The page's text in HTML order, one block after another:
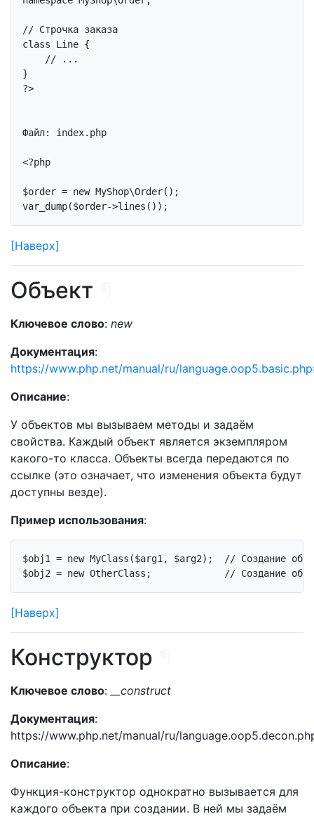
// Строчка заказа
class
Line {
// ...
?>
Файл: index.php
<?php
$order = new MyShop\Order();
[Наверх]
Объект
Ключевое слово: new
Документация:
https://www.php.net/manual/ru/
Описание:
У объектов мы вызываем методы и задаём
свойства. Каждый объект является экземпляром
какого-то класса. Объекты всегда передаются по
ссылке (это означает, что изменения объекта будут
доступны везде).
Пример использования:
$obj1 = new MyClass($arg1, $arg2);
// Создание
$obj2 = new OtherClass; // Создание
[Наверх]
Конструктор
Ключевое слово:
__construct
Документация:
https://www.php.net/manual/ru/
Описание:
Функция-конструктор однократно вызывается для
каждого объекта при создании. В ней мы задаём